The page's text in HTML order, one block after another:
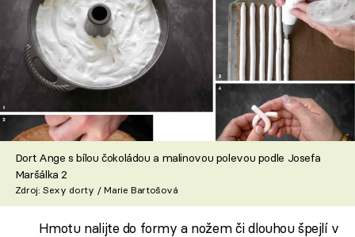
Dort Ange s bílou čokoládou a malinovou polevou podle Josefa
Maršálka 2
Zdroj: Sexy dorty / Marie Bartošová
Hmotu nalijte do formy a nožem či dlouhou špejlí v